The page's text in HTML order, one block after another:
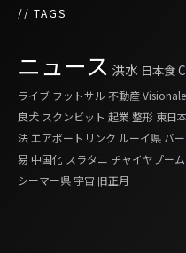
// TAGS
ニュース 洪水 日本食
ライブ フットサル 不動産
良犬 スクンビット 起業整形 東日
法エアポートリンク ルーイ県 バ
易 中国化 スラタニ チャイヤプー
シーマー県 宇宙 旧正月